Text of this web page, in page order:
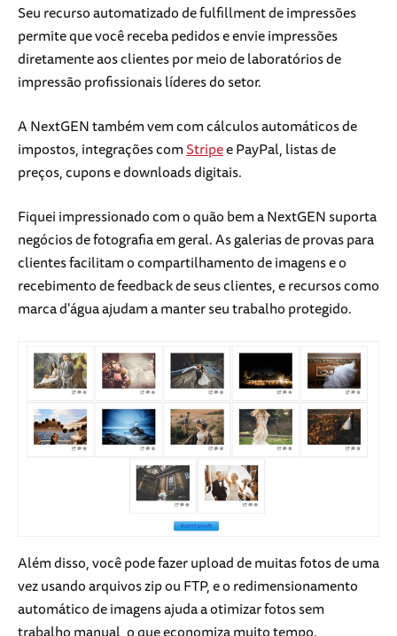
Seu recurso automatizado de fulfillment de impressões
permite que você receba pedidos e envie impressões
diretamente aos clientes por meio de laboratórios de
impressão profissionais líderes do setor.
A NextGEN também vem com cálculos automáticos de
impostos, integrações comStripee PayPal, listas de
preços, cupons e downloads digitais.
Fiquei impressionado com o quão bem a NextGEN suporta
negócios de fotografia em geral. As galerias de provas para
clientes facilitam o compartilhamento de imagens e o
recebimento de feedback de seus clientes, e recursos como
marca d'água ajudam a manter seu trabalho protegido.
Além disso, você pode fazer upload de muitas fotos de uma
vez usando arquivos zip ou FTP, e o redimensionamento
automático de imagens ajuda a otimizar fotos sem
trabalho manual, o que economiza muito tempo.